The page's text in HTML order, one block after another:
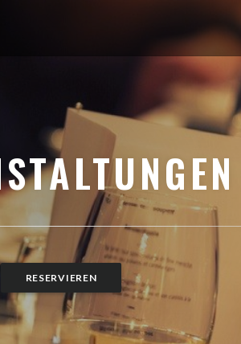
RESERVIEREN